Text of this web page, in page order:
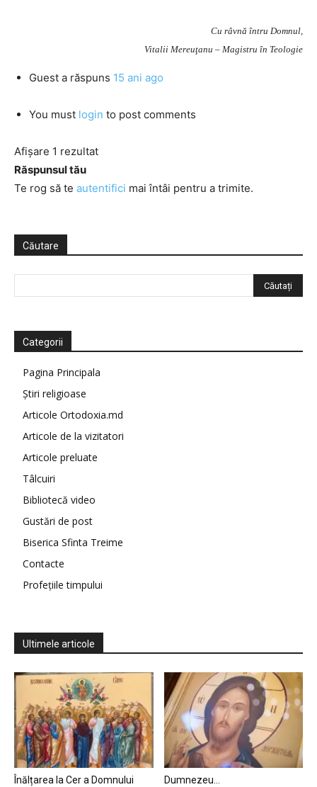
Cu râvnă întru Domnul,
Vitalii Mereuţanu – Magistru în Teologie
Guest a răspuns 15 ani ago
You must login to post comments
Afișare 1 rezultat
Răspunsul tău
Te rog să te autentifici mai întâi pentru a trimite.
Căutare
Categorii
Pagina Principala
Știri religioase
Articole Ortodoxia.md
Articole de la vizitatori
Articole preluate
Tâlcuiri
Bibliotecă video
Gustări de post
Biserica Sfinta Treime
Contacte
Profețiile timpului
Ultimele articole
Înălțarea la Cer a Domnului
Dumnezeu…